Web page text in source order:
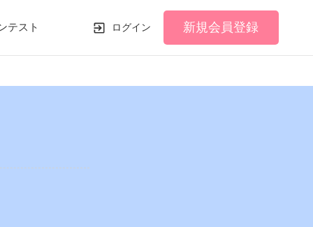
テスト ログイン 新規会員登録